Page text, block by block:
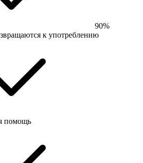
90%
к употреблению
помощь